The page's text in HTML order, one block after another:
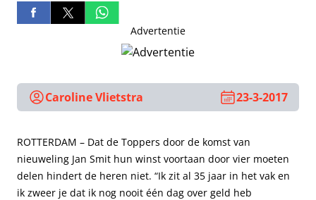
Advertentie
Caroline Vlietstra 23-3-2017
ROTTERDAM – Dat de Toppers door de komst van
nieuweling Jan Smit hun winst voortaan door vier moeten
delen hindert de heren niet. “Ik zit al 35 jaar in het vak en
ik zweer je dat ik nog nooit één dag over geld heb